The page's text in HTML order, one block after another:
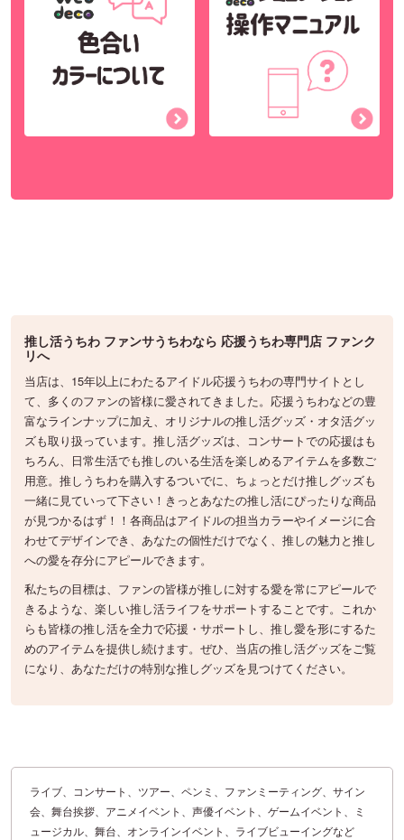
推し活うちわ ファンサうちわなら 応援うちわ専門店 ファンク
リへ
当店は、15年以上にわたるアイドル応援うちわの専門サイトとし
て、多くのファンの皆様に愛されてきました。応援うちわなどの豊
富なラインナップに加え、オリジナルの推し活グッズ・オタ活グッ
ズも取り扱っています。推し活グッズは、コンサートでの応援はも
ちろん、日常生活でも推しのいる生活を楽しめるアイテムを多数ご
用意。推しうちわを購入するついでに、ちょっとだけ推しグッズも
一緒に見ていって下さい！きっとあなたの推し活にぴったりな商品
が見つかるはず！！各商品はアイドルの担当カラーやイメージに合
わせてデザインでき、あなたの個性だけでなく、推しの魅力と推し
への愛を存分にアピールできます。
私たちの目標は、ファンの皆様が推しに対する愛を常にアピールで
きるような、楽しい推し活ライフをサポートすることです。これか
らも皆様の推し活を全力で応援・サポートし、推し愛を形にするた
めのアイテムを提供し続けます。ぜひ、当店の推し活グッズをご覧
になり、あなただけの特別な推しグッズを見つけてください。
ライブ、コンサート、ツアー、ペンミ、ファンミーティング、サイン
会、舞台挨拶、アニメイベント、声優イベント、ゲームイベント、ミ
ュージカル、舞台、オンラインイベント、ライブビューイングなど